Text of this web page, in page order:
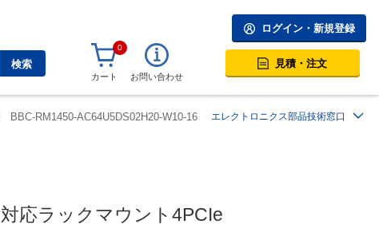
検索
ログイン・新規登録
0
カート お問い合わせ
見積・注文
BBC-RM1450-AC64U5DS02H20-W10-16 エレクトロニクス部品技術窓口
応ラックマウント4PCIe